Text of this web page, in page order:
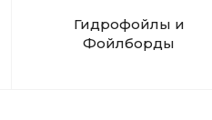
Гидрофойлы и
Фойлборды